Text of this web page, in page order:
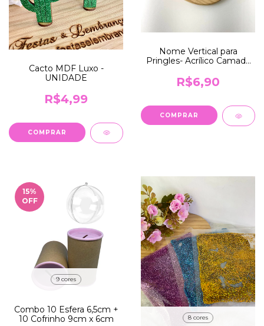
Cacto MDF Luxo -
UNIDADE
R$4,99
Nome Vertical para
Pringles- Acrílico Camada
R$6,90
COMPRAR
15%
OFF
9 cores
Combo 10 Esfera 6,5cm +
10 Cofrinho 9cm x 6cm
8 cores